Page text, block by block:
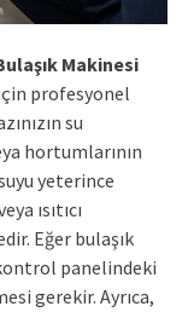
Makinesi
profesyonel
su
hortumlarının
yeterince
ısıtıcı
Eğer bulaşık
panelindeki
gerekir. Ayrıca,